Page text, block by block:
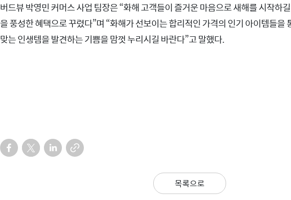
버드뷰 박영민 커머스 사업 팀장은 “화해 고객들이 즐거운 마음으로 새해를 시작하
을 풍성한 혜택으로 꾸렸다”며 “화해가 선보이는 합리적인 가격의 인기 아이템들을
맞는 인생템을 발견하는 기쁨을 맘껏 누리시길 바란다”고 말했다.
목록으로